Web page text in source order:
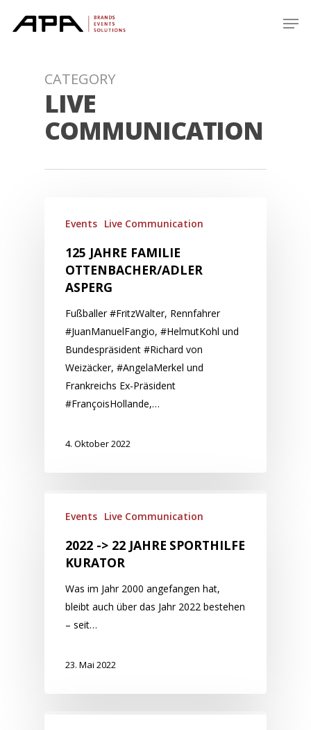
CATEGORY
LIVE
COMMUNICATION
Events Live Communication
125 JAHRE FAMILIE
OTTENBACHER/ADLER
ASPERG
Fußballer #FritzWalter, Rennfahrer
#JuanManuelFangio, #HelmutKohl und
Bundespräsident #Richard von
Weizäcker, #AngelaMerkel und
Frankreichs Ex-Präsident
#FrançoisHollande,…
4. Oktober 2022
Events Live Communication
2022 -> 22 JAHRE SPORTHILFE
KURATOR
Was im Jahr 2000 angefangen hat,
bleibt auch über das Jahr 2022 bestehen
– seit…
23. Mai 2022